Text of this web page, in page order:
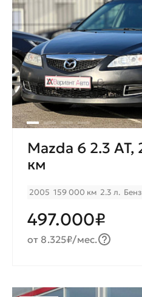
Mazda 6 2.3
км
2005 159 000 км 2.3 л.
497.000₽
от 8.325₽/мес.